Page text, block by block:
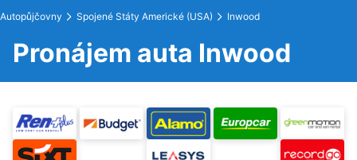
Autopůjčovny Spojené Státy Americké (USA) Inwood
Pronájem auta Inwood